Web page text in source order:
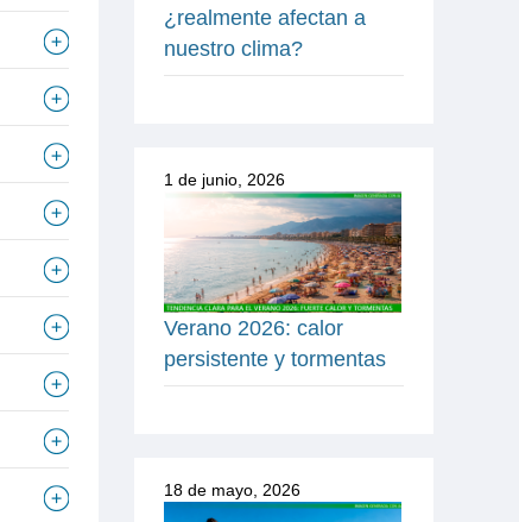
¿realmente afectan a
nuestro clima?
1 de junio, 2026
Verano 2026: calor
persistente y tormentas
18 de mayo, 2026